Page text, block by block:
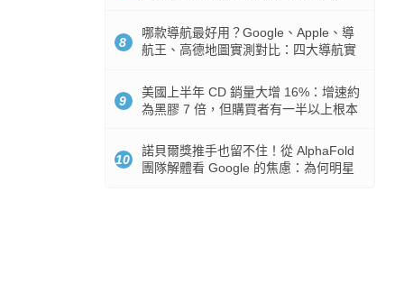
8
哪款導航最好用？Google、Apple、導
航王、高德地圖實測對比：四大導航實
9
美國上半年 CD 銷量大增 16%：增速約
為黑膠 7 倍，但購買者有一半以上根本
10
諾貝爾獎推手也留不住！從 AlphaFold
團隊解體看 Google 的焦慮：為何明星